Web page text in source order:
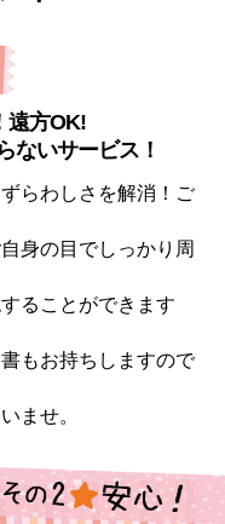
遠方OK!
ないサービス！
らわしさを解消！ご
身の目でしっかり周
ることができます
もお持ちしますので
ませ。